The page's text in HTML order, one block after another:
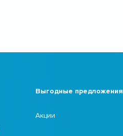
Выгодные предложения
Акции